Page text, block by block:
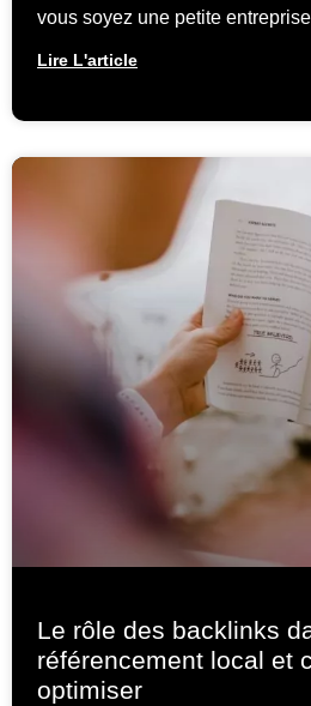
vous soyez une petite
Lire L'article
Le rôle des backlinks
référencement local et
optimiser